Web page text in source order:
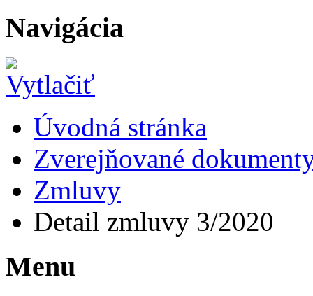
Navigácia
Úvodná stránka
Zverejňované
Zmluvy
Detail zmluvy 3/2020
Menu